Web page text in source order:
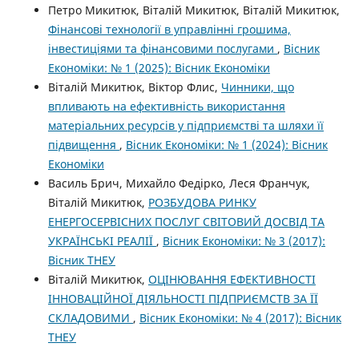
Петро Микитюк, Віталій Микитюк, Віталій Микитюк,
Фінансові технології в управлінні грошима,
інвестиціями та фінансовими послугами , Вісник
Економіки: № 1 (2025): Вісник Економіки
Віталій Микитюк, Віктор Флис, Чинники, що
впливають на ефективність використання
матеріальних ресурсів у підприємстві та шляхи її
підвищення , Вісник Економіки: № 1 (2024): Вісник
Економіки
Василь Брич, Михайло Федірко, Леся Франчук,
Віталій Микитюк, РОЗБУДОВА РИНКУ
ЕНЕРГОСЕРВІСНИХ ПОСЛУГ СВІТОВИЙ ДОСВІД ТА
УКРАЇНСЬКІ РЕАЛІЇ , Вісник Економіки: № 3 (2017):
Вісник ТНЕУ
Віталій Микитюк, ОЦІНЮВАННЯ ЕФЕКТИВНОСТІ
ІННОВАЦІЙНОЇ ДІЯЛЬНОСТІ ПІДПРИЄМСТВ ЗА ЇЇ
СКЛАДОВИМИ , Вісник Економіки: № 4 (2017): Вісник
ТНЕУ